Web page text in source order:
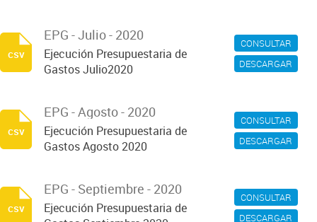
CONSULTAR
DESCARGAR
EPG - Julio - 2020
Ejecución Presupuestaria de
Gastos Julio2020
csv
CONSULTAR
DESCARGAR
EPG - Agosto - 2020
Ejecución Presupuestaria de
Gastos Agosto 2020
csv
CONSULTAR
DESCARGAR
EPG - Septiembre - 2020
Ejecución Presupuestaria de
csv